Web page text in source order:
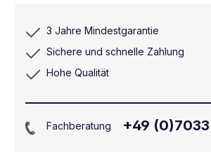
3 Jahre Mindestgarantie
Sichere und schnelle Zahlung
Hohe Qualität
Fachberatung +49